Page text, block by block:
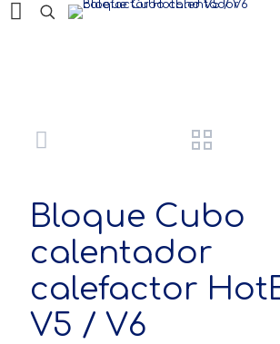
Bloque Cubo
calentador
calefactor
V5 / V6